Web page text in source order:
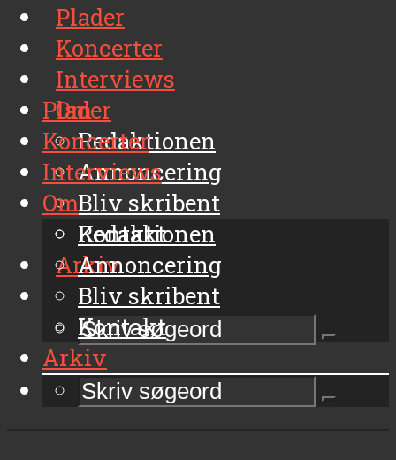
Plader
Koncerter
Interviews
Om
Redaktionen
Annoncering
Bliv skribent
Kontakt
Arkiv
Plader
Koncerter
Interviews
Om
Redaktionen
Annoncering
Bliv skribent
Kontakt
Arkiv